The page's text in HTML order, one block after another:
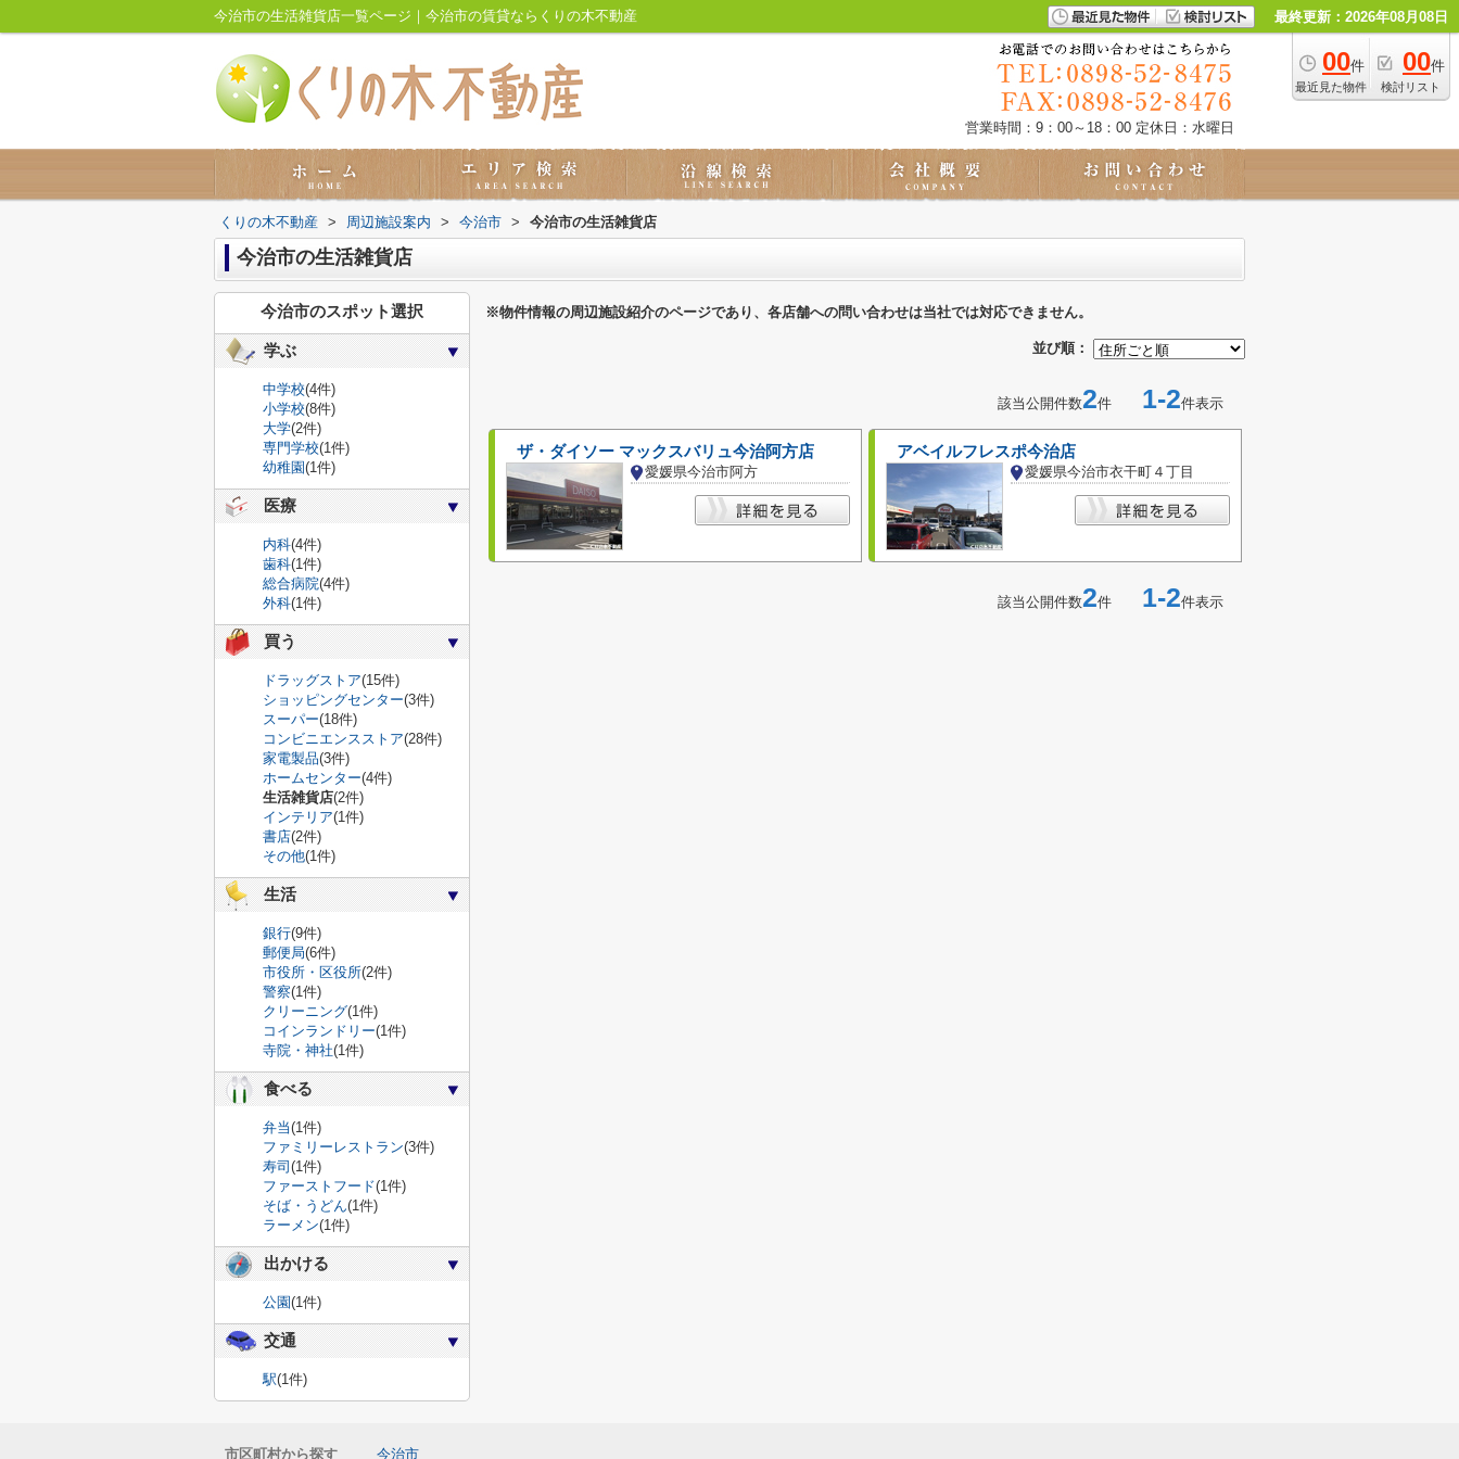
今治市の生活雑貨店一覧ページ｜今治市の賃貸ならくりの木不動産 最終更新：2026年08月08日
00件
最近見た物件
00件
検討リスト
営業時間：9：00～18：00 定休日：水曜日
くりの木不動産 > 周辺施設案内 > 今治市 > 今治市の生活雑貨店
今治市の生活雑貨店
※物件情報の周辺施設紹介のページであり、各店舗への問い合わせは当社では対応できません。
並び順：
該当公開件数2件 1-2件表示
ザ・ダイソー マックスバリュ今治阿方店
愛媛県今治市阿方
アベイルフレスポ今治店
愛媛県今治市衣干町４丁目
該当公開件数2件 1-2件表示
今治市のスポット選択
学ぶ
中学校(4件)
小学校(8件)
大学(2件)
専門学校(1件)
幼稚園(1件)
医療
内科(4件)
歯科(1件)
総合病院(4件)
外科(1件)
買う
ドラッグストア(15件)
ショッピングセンター(3件)
スーパー(18件)
コンビニエンスストア(28件)
家電製品(3件)
ホームセンター(4件)
生活雑貨店(2件)
インテリア(1件)
書店(2件)
その他(1件)
生活
銀行(9件)
郵便局(6件)
市役所・区役所(2件)
警察(1件)
クリーニング(1件)
コインランドリー(1件)
寺院・神社(1件)
食べる
弁当(1件)
ファミリーレストラン(3件)
寿司 (1件)
ファーストフード(1件)
そば・うどん(1件)
ラーメン(1件)
出かける
公園(1件)
交通
駅(1件)
市区町村から探す 今治市